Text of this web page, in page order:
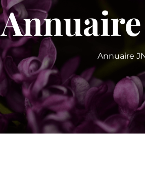
Annuaire